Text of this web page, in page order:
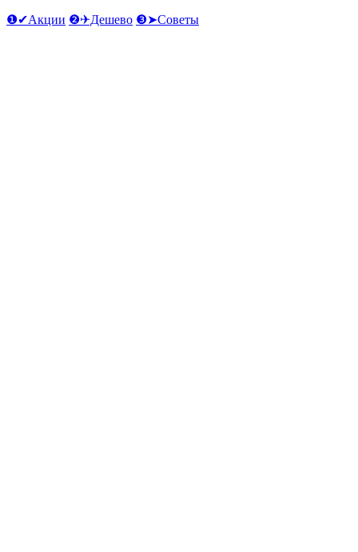
❶✔Акции ❷✈Дешево ❸➤Советы